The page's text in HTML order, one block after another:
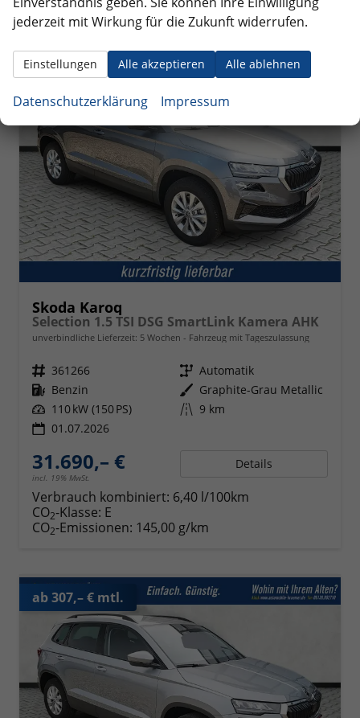
ab 307,– € mtl.
Skoda Karoq
Selection 1.5 TSI DSG SmartLink Kamera AHK
unverbindliche Lieferzeit: 5 Wochen Fahrzeug mit Tageszulassung
Fahrzeugnr. 361266 Getriebe Automatik
Kraftstoff Benzin Außenfarbe Graphite-Grau Metallic
Leistung 110 kW (150 PS) Kilometerstand 9 km
01.07.2026
31.690,– €
incl. 19% MwSt.
Details
Verbrauch kombiniert: 6,40 l/100km
CO2-Klasse: E
CO2-Emissionen: 145,00 g/km
ab 307,– € mtl.
jederzeit mit Wirkung für die Zukunft widerrufen.
Alle akzeptieren Alle ablehnen
Einstellungen
Datenschutzerklärung Impressum